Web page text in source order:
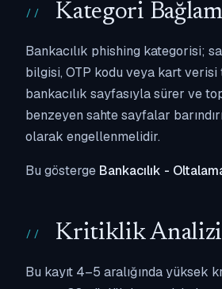
Kategori
Bankacılık phishing kategorisi;
bilgisi, OTP kodu veya kart verisi
bankacılık sayfasıyla sürer ve
benzeyen sahte sayfalar
olarak engellenmelidir.
Bu gösterge Bankacılık -
Kritiklik Analizi
Bu kayıt 4–5 aralığında yüksek